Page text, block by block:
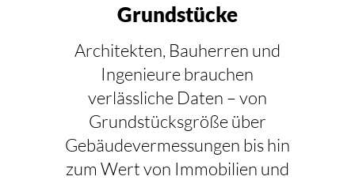
Grundstücke
Architekten, Bauherren und
Ingenieure brauchen
verlässliche Daten – von
Grundstücksgröße über
Gebäudevermessungen bis hin
zum Wert von Immobilien und